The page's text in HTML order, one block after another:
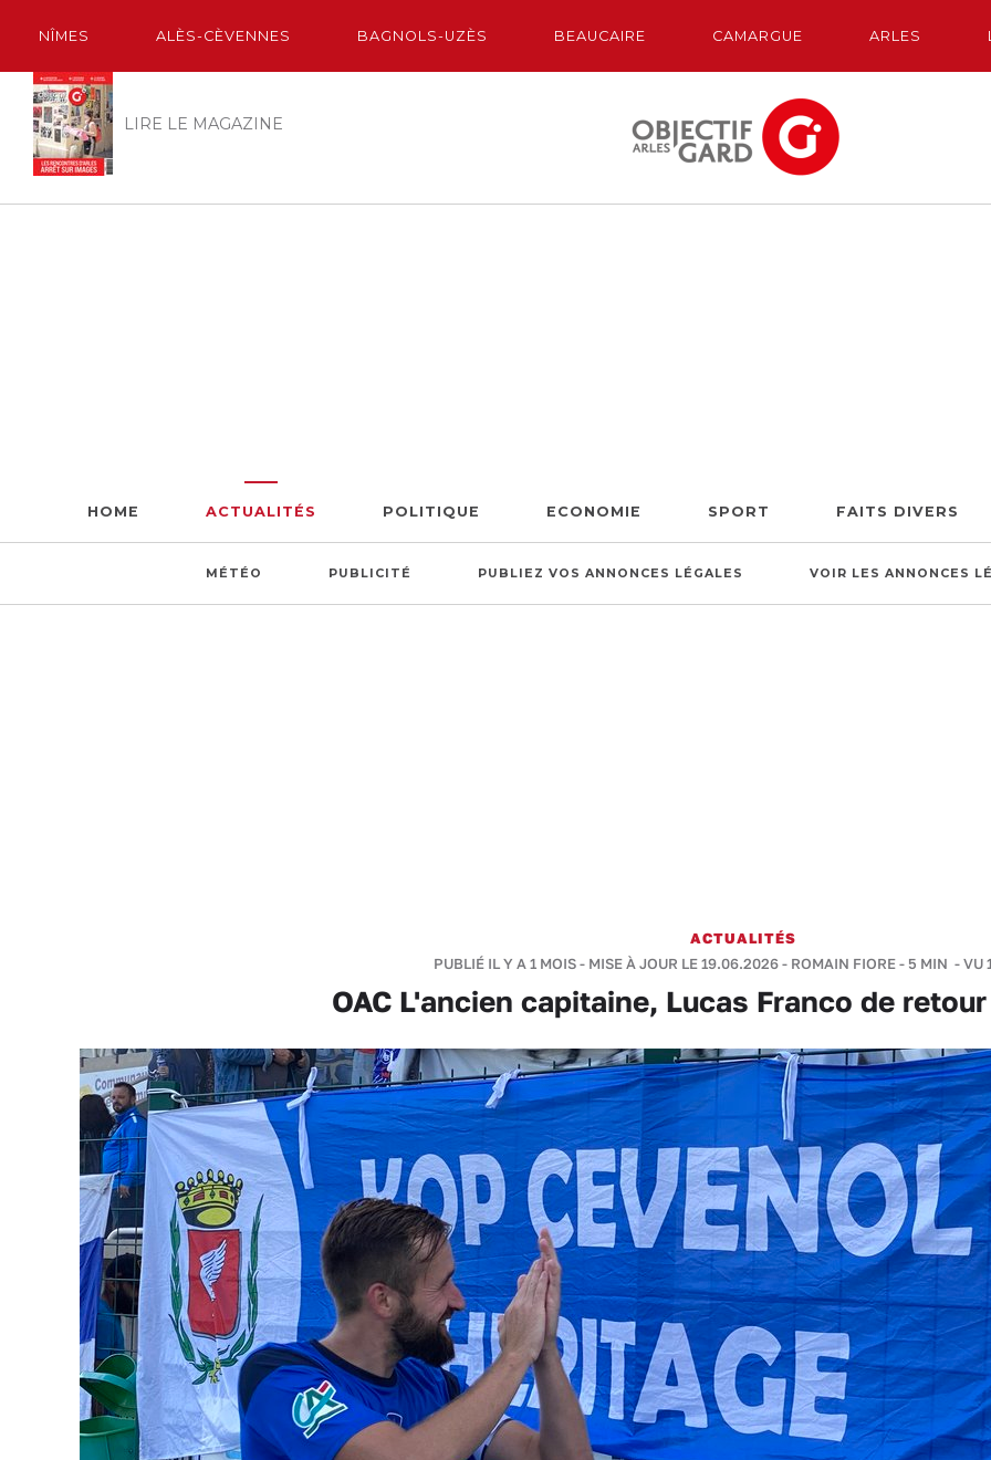
NÎMES ALÈS-CÈVENNES BAGNOLS-UZÈS BEAUCAIRE CAMARGUE ARLES
LIRE LE MAGAZINE
HOME ACTUALITÉS POLITIQUE ECONOMIE SPORT FAITS DIVERS
MÉTÉO PUBLICITÉ PUBLIEZ VOS ANNONCES LÉGALES VOIR LES ANNONCES
ACTUALITÉS
PUBLIÉ IL Y A 1 MOIS - MISE À JOUR LE 19.06.2026 - ROMAIN FIORE- 5 MIN - VU
OAC L'ancien capitaine, Lucas Franco de